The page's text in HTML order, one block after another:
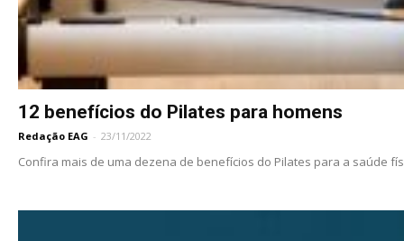
12 benefícios do Pilates para homens
Redação EAG - 23/11/2022
Confira mais de uma dezena de benefícios do Pilates para a saúde